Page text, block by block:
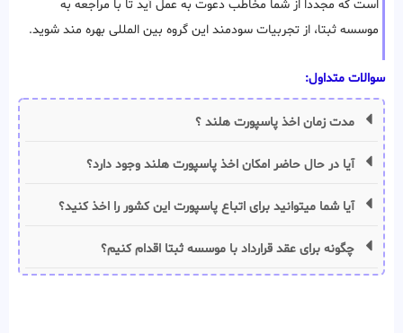
است که مجددا از شما مخاطب دعوت به عمل آید تا با مراجعه به
موسسه ثبتا، از تجربیات سودمند این گروه بین المللی بهره مند شوید.
سوالات متداول:
مدت زمان اخذ پاسپورت هلند ؟
آیا در حال حاضر امکان اخذ پاسپورت هلند وجود دارد؟
آیا شما میتوانید برای اتباع پاسپورت این کشور را اخذ کنید؟
چگونه برای عقد قرارداد با موسسه ثبتا اقدام کنیم؟